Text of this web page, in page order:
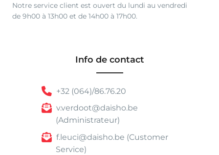
Notre service client est ouvert du lundi au vendredi
de 9h00 à 13h00 et de 14h00 à 17h00.
Info de contact
+32 (064)/86.76.20
v.verdoot@daisho.be
(Administrateur)
f.leuci@daisho.be (Customer
Service)